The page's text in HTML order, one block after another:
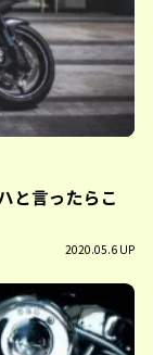
と言ったらこ
2020.05.6 UP